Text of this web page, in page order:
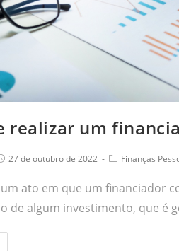
realizar um
27 de outubro de 2022 Finanças
ato em que um financiador
de algum investimento, que é